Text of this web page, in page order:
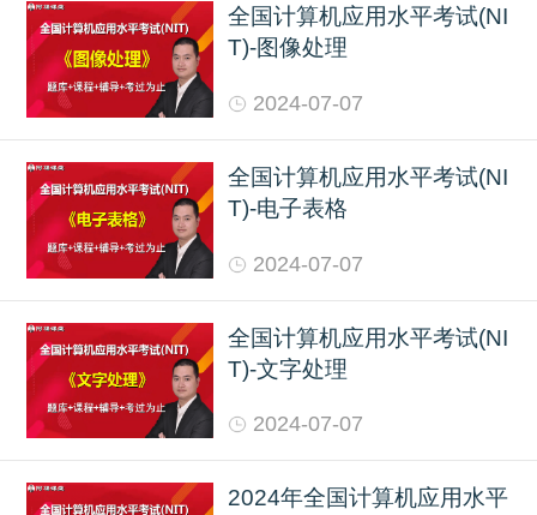
全国计算机应用水平考试(NI
T)-图像处理
2024-07-07
全国计算机应用水平考试(NI
T)-电子表格
2024-07-07
全国计算机应用水平考试(NI
T)-文字处理
2024-07-07
2024年全国计算机应用水平